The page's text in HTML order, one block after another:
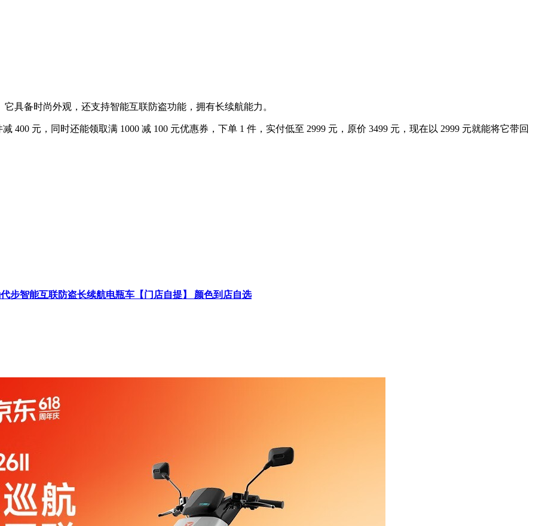
具备时尚外观，还支持智能互联防盗功能，拥有长续航能力。
400 元，同时还能领取满 1000 减 100 元优惠券，下单 1 件，实付低至 2999 元，原价 3499 元，现在以 2999 元就能将它带回
步智能互联防盗长续航电瓶车【门店自提】 颜色到店自选